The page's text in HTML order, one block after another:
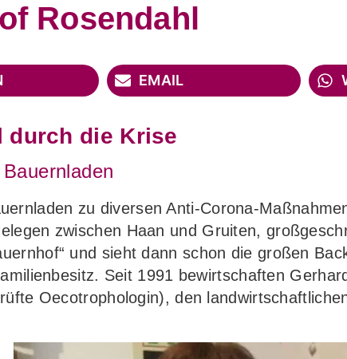
Rosendahl
EMAIL
durch die Krise
zu diversen Anti-Corona-
zwischen Haan und Gruiten,
und sieht dann schon die großen
Seit 1991 bewirtschaften
Oecotrophologin), den